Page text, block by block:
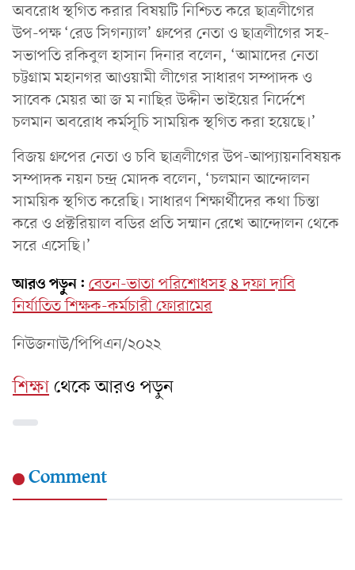
অবরোধ স্থগিত করার বিষয়টি নিশ্চিত করে ছাত্রলীগের
উপ-পক্ষ ‘রেড সিগন্যাল’ গ্রুপের নেতা ও ছাত্রলীগের সহ-
সভাপতি রকিবুল হাসান দিনার বলেন, ‘আমাদের নেতা
চট্টগ্রাম মহানগর আওয়ামী লীগের সাধারণ সম্পাদক ও
সাবেক মেয়র আ জ ম নাছির উদ্দীন ভাইয়ের নির্দেশে
চলমান অবরোধ কর্মসূচি সাময়িক স্থগিত করা হয়েছে।’
বিজয় গ্রুপের নেতা ও চবি ছাত্রলীগের উপ-আপ্যায়নবিষয়ক
সম্পাদক নয়ন চন্দ্র মোদক বলেন, ‘চলমান আন্দোলন
সাময়িক স্থগিত করেছি। সাধারণ শিক্ষার্থীদের কথা চিন্তা
করে ও প্রক্টরিয়াল বডির প্রতি সম্মান রেখে আন্দোলন থেকে
সরে এসেছি।’
আরও পড়ুন: বেতন-ভাতা পরিশোধসহ ৪ দফা দাবি
নির্যাতিত শিক্ষক-কর্মচারী ফোরামের
নিউজনাউ/পিপিএন/২০২২
শিক্ষাথেকে আরও পড়ুন
Comment